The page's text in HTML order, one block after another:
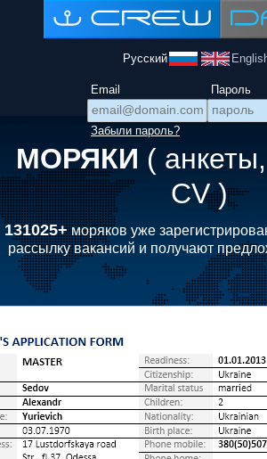
Русский
Email Пароль
Забыли пароль?
МОРЯКИ (
CV )
131025+моряков уже
рассылку вакансий и получают